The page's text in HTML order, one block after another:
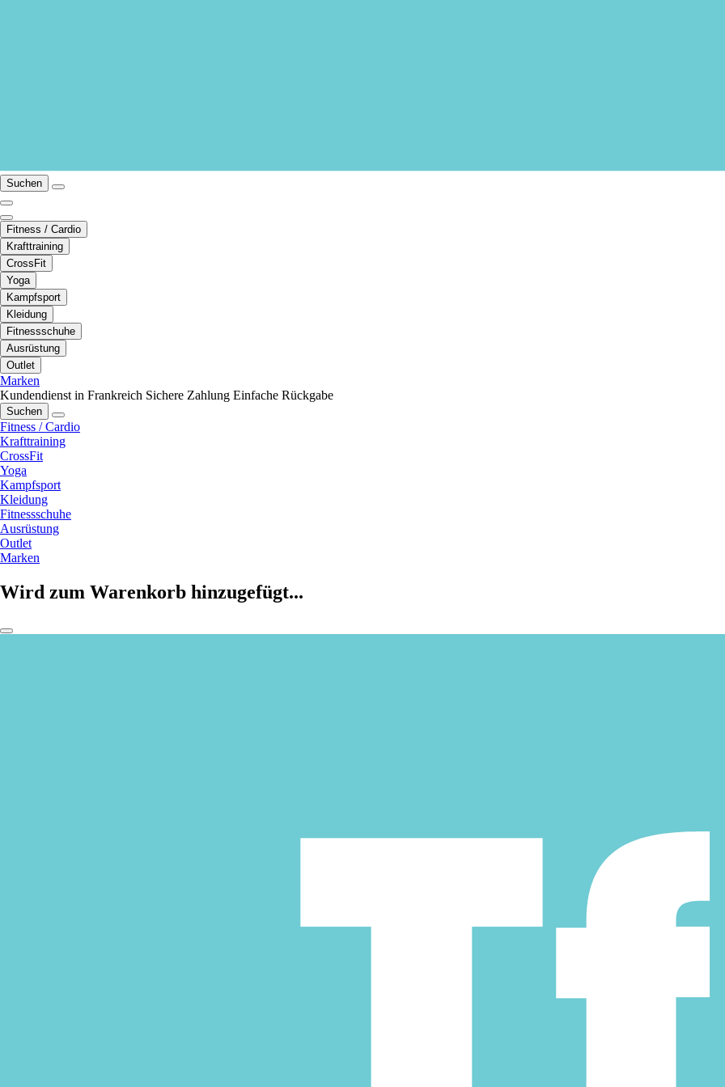
Suchen
Fitness / Cardio
Krafttraining
CrossFit
Yoga
Kampfsport
Kleidung
Fitnessschuhe
Ausrüstung
Outlet
Marken
Kundendienst in Frankreich Sichere Zahlung Einfache Rückgabe
Suchen
Fitness / Cardio
Krafttraining
CrossFit
Yoga
Kampfsport
Kleidung
Fitnessschuhe
Ausrüstung
Outlet
Marken
Wird zum Warenkorb hinzugefügt...